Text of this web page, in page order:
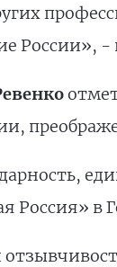
России», -
Россия» в